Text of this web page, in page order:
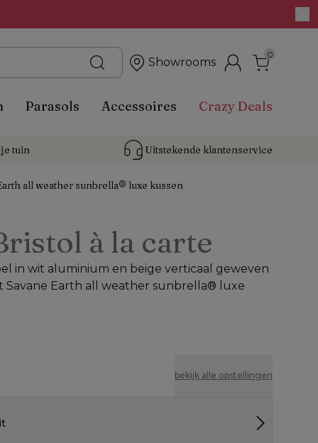
Showrooms
0
Parasols Accessoires Crazy Deals
tuin Uitstekende klantenservice
all weather sunbrella® luxe kussen
à la carte
in wit aluminium en beige verticaal geweven
Savane Earth all weather sunbrella® luxe
bekijk alle opstellingen